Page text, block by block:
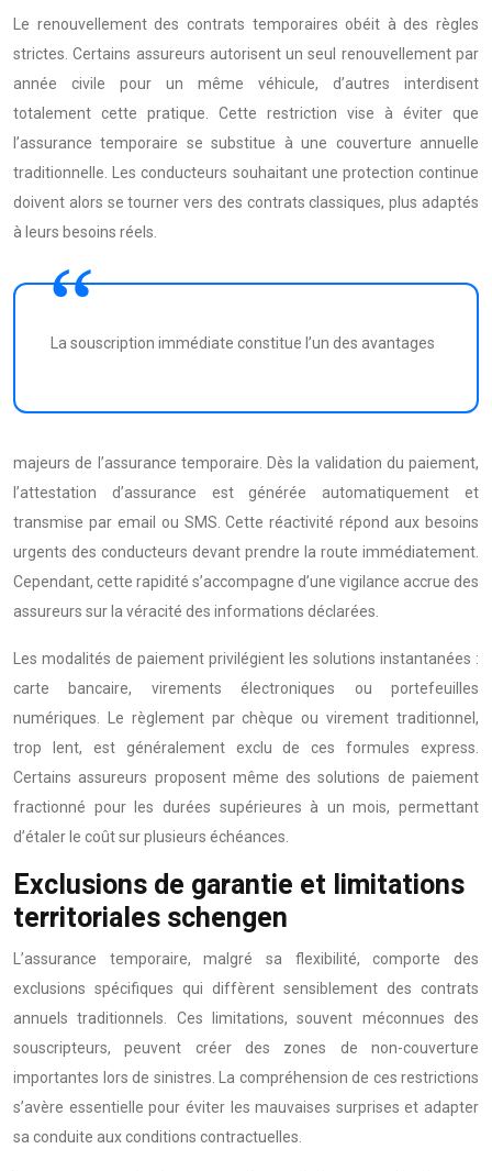
Le renouvellement des contrats temporaires obéit à des règles
strictes. Certains assureurs autorisent un seul renouvellement par
année civile pour un même véhicule, d’autres interdisent
totalement cette pratique. Cette restriction vise à éviter que
l’assurance temporaire se substitue à une couverture annuelle
traditionnelle. Les conducteurs souhaitant une protection continue
doivent alors se tourner vers des contrats classiques, plus adaptés
à leurs besoins réels.
La souscription immédiate constitue l’un des avantages
majeurs de l’assurance temporaire. Dès la validation du paiement,
l’attestation d’assurance est générée automatiquement et
transmise par email ou SMS. Cette réactivité répond aux besoins
urgents des conducteurs devant prendre la route immédiatement.
Cependant, cette rapidité s’accompagne d’une vigilance accrue des
assureurs sur la véracité des informations déclarées.
Les modalités de paiement privilégient les solutions instantanées :
carte bancaire, virements électroniques ou portefeuilles
numériques. Le règlement par chèque ou virement traditionnel,
trop lent, est généralement exclu de ces formules express.
Certains assureurs proposent même des solutions de paiement
fractionné pour les durées supérieures à un mois, permettant
d’étaler le coût sur plusieurs échéances.
Exclusions de garantie et limitations
territoriales schengen
L’assurance temporaire, malgré sa flexibilité, comporte des
exclusions spécifiques qui diffèrent sensiblement des contrats
annuels traditionnels. Ces limitations, souvent méconnues des
souscripteurs, peuvent créer des zones de non-couverture
importantes lors de sinistres. La compréhension de ces restrictions
s’avère essentielle pour éviter les mauvaises surprises et adapter
sa conduite aux conditions contractuelles.